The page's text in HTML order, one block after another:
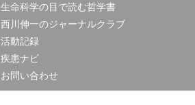
生命科学の目で読む哲学書
西川伸一のジャーナルクラブ
活動記録
疾患ナビ
お問い合わせ